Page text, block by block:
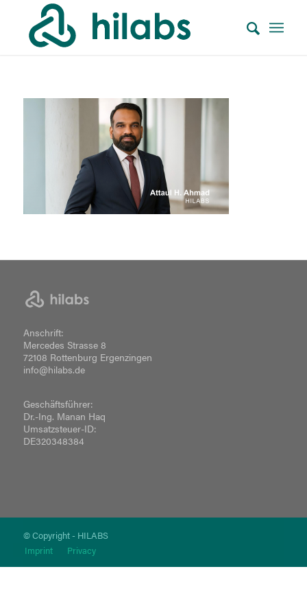
Anschrift:
Mercedes Strasse 8
72108 Rottenburg Ergenzingen
info@hilabs.de
Geschäftsführer:
Dr.-Ing. Manan Haq
Umsatzsteuer-ID:
DE320348384
© Copyright - HILABS
Imprint
Privacy